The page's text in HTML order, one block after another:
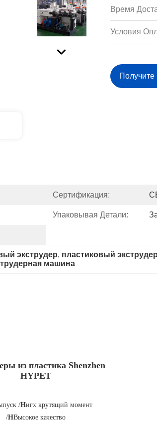
Время
Условия
Сертификация:
Упаковывая Детали:
экструдер, пластиковый
машина
из пластика Shenzhen
HYPET
/Hигх крутящий момент
/HВысокое качество